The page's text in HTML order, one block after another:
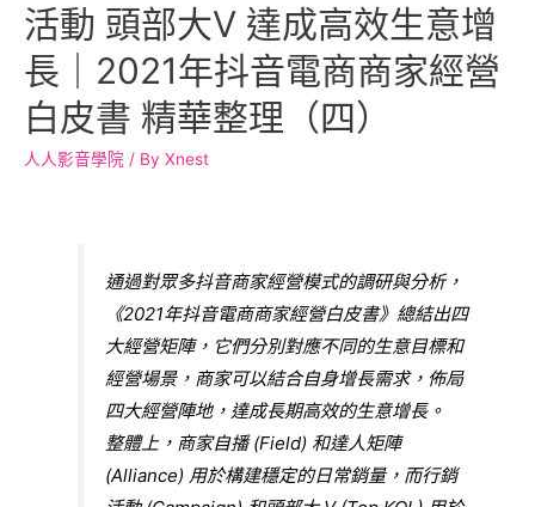
活動 頭部大V 達成高效生意增
長｜2021年抖音電商商家經營
白皮書 精華整理（四）
人人影音學院 / By Xnest
通過對眾多抖音商家經營模式的調研與分析，
《2021年抖音電商商家經營白皮書》總結出四
大經營矩陣，它們分別對應不同的生意目標和
經營場景，商家可以結合自身增長需求，佈局
四大經營陣地，達成長期高效的生意增長。
整體上，商家自播 (Field) 和達人矩陣
(Alliance) 用於構建穩定的日常銷量，而行銷